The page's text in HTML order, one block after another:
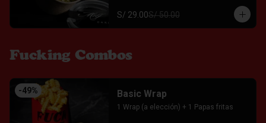
S/ 29.00S/ 50.00
Fucking Combos
-49% Basic Wrap
1 Wrap (a elección) + 1 Papas fritas